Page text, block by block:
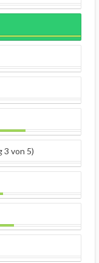
3 von 5)